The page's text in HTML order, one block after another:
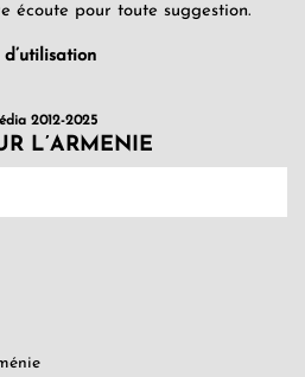
écoute pour toute suggestion.
2012-2025
L’ARMENIE